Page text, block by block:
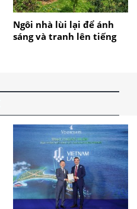
Ngôi nhà lùi lại để ánh
sáng và tranh lên tiếng